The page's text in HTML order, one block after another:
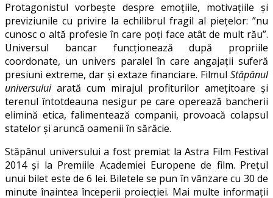
Protagonistul vorbește despre emoțiile, motivațiile și
previziunile cu privire la echilibrul fragil al piețelor: ”nu
cunosc o altă profesie în care poți face atât de mult rău”.
Universul bancar funcționează după propriile
coordonate, un univers paralel în care angajații suferă
presiuni extreme, dar și extaze financiare. Filmul Stăpânul
universuluiarată cum mirajul profiturilor amețitoare și
terenul întotdeauna nesigur pe care operează bancherii
elimină etica, falimentează companii, provoacă colapsul
statelor și aruncă oamenii în sărăcie.
Stăpânul universului a fost premiat la Astra Film Festival
2014 și la Premiile Academiei Europene de film. Prețul
unui bilet este de 6 lei. Biletele se pun în vânzare cu 30 de
minute înaintea începerii proiecției. Mai multe informații